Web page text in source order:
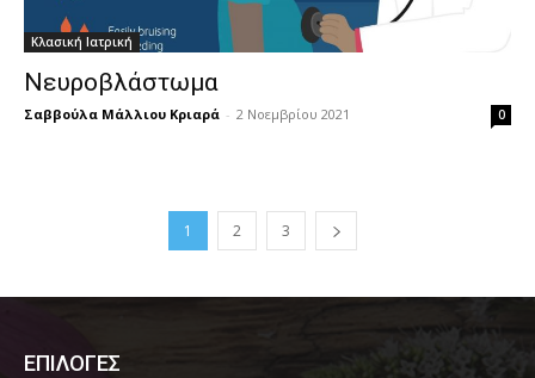
Κλασική Ιατρική
Νευροβλάστωμα
Σαββούλα Μάλλιου Κριαρά - 2 Νοεμβρίου 2021 0
1 2 3
ΕΠΙΛΟΓΕΣ